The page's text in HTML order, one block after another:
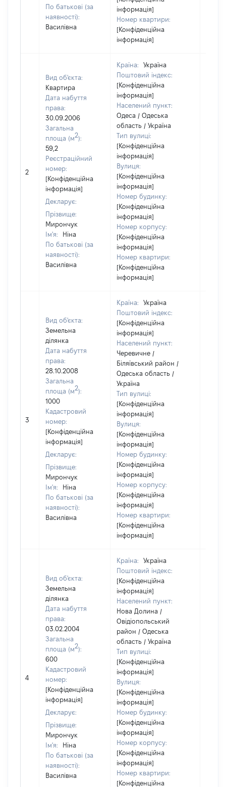
По батькові (за
наявності):
Василівна
інформація]
Номер квартири:
[Конфіденційна
інформація]
2
Вид об'єкта:
Квартира
Дата набуття
права:
30.09.2006
Загальна
площа (м2):
59,2
Реєстраційний
номер:
[Конфіденційна
інформація]
Декларує:
Прізвище:
Мирончук
Ім'я:
Ніна
По батькові (за
наявності):
Василівна
Країна:
Україна
Поштовий індекс:
[Конфіденційна
інформація]
Населений пункт:
Одеса / Одеська
область / Україна
Тип вулиці:
[Конфіденційна
інформація]
Вулиця:
[Конфіденційна
інформація]
Номер будинку:
[Конфіденційна
інформація]
Номер корпусу:
[Конфіденційна
інформація]
Номер квартири:
[Конфіденційна
інформація]
3
Вид об'єкта:
Земельна
ділянка
Дата набуття
права:
28.10.2008
Загальна
площа (м2):
1000
Кадастровий
номер:
[Конфіденційна
інформація]
Декларує:
Прізвище:
Мирончук
Ім'я:
Ніна
По батькові (за
наявності):
Василівна
Країна:
Україна
Поштовий індекс:
[Конфіденційна
інформація]
Населений пункт:
Черевичне /
Біляївський район /
Одеська область /
Україна
Тип вулиці:
[Конфіденційна
інформація]
Вулиця:
[Конфіденційна
інформація]
Номер будинку:
[Конфіденційна
інформація]
Номер корпусу:
[Конфіденційна
інформація]
Номер квартири:
[Конфіденційна
інформація]
4
Вид об'єкта:
Земельна
ділянка
Дата набуття
права:
03.02.2004
Загальна
площа (м2):
600
Кадастровий
номер:
[Конфіденційна
інформація]
Декларує:
Прізвище:
Мирончук
Ім'я:
Ніна
По батькові (за
наявності):
Василівна
Країна:
Україна
Поштовий індекс:
[Конфіденційна
інформація]
Населений пункт:
Нова Долина /
Овідіопольський
район / Одеська
область / Україна
Тип вулиці:
[Конфіденційна
інформація]
Вулиця:
[Конфіденційна
інформація]
Номер будинку:
[Конфіденційна
інформація]
Номер корпусу:
[Конфіденційна
інформація]
Номер квартири:
[Конфіденційна